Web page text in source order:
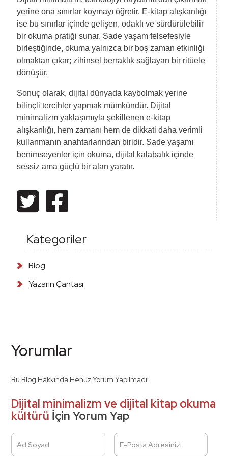
yerine ona sınırlar koymayı öğretir. E-kitap alışkanlığı
ise bu sınırlar içinde gelişen, odaklı ve sürdürülebilir
bir okuma pratiği sunar. Sade yaşam felsefesiyle
birleştiğinde, okuma yalnızca bir boş zaman etkinliği
olmaktan çıkar; zihinsel berraklık sağlayan bir ritüele
dönüşür.
Sonuç olarak, dijital dünyada kaybolmak yerine
bilinçli tercihler yapmak mümkündür. Dijital
minimalizm yaklaşımıyla şekillenen e-kitap
alışkanlığı, hem zamanı hem de dikkati daha verimli
kullanmanın anahtarlarından biridir. Sade yaşamı
benimseyenler için okuma, dijital kalabalık içinde
sessiz ama güçlü bir alan yaratır.
Kategoriler
Blog
Yazarın Çantası
Yorumlar
Bu Blog Hakkında Henüz Yorum Yapılmadı!
Dijital minimalizm ve dijital kitap okuma
kültürü İçin Yorum Yap
Ad Soyad E-Posta Adresiniz